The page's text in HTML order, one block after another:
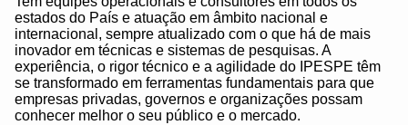
estados do País e atuação em âmbito nacional e
internacional, sempre atualizado com o que há de mais
inovador em técnicas e sistemas de pesquisas. A
experiência, o rigor técnico e a agilidade do IPESPE têm
se transformado em ferramentas fundamentais para que
empresas privadas, governos e organizações possam
conhecer melhor o seu público e o mercado.